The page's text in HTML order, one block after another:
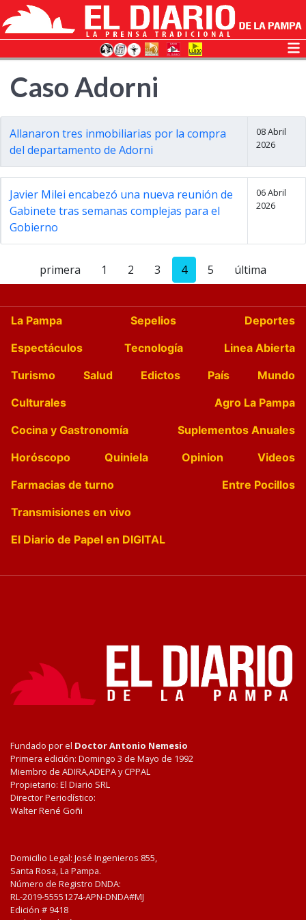
Caso Adorni
Allanaron tres inmobiliarias por la compra
del departamento de Adorni
08 Abril
2026
Javier Milei encabezó una nueva reunión de
Gabinete tras semanas complejas para el
Gobierno
06 Abril
2026
primera 1 2 3 4 5 última
La Pampa Sepelios
Deportes
Espectáculos
Tecnología
Linea Abierta
Turismo
Salud Edictos País
Mundo
Culturales
Agro La Pampa
Cocina y Gastronomía
Suplementos Anuales
Horóscopo
Quiniela Opinion
Videos
Farmacias de turno
Entre Pocillos
Transmisiones en vivo
El Diario de Papel en DIGITAL
Fundado por el Doctor Antonio Nemesio
Primera edición: Domingo 3 de Mayo de 1992
Miembro de ADIRA,ADEPA y CPPAL
Propietario: El Diario SRL
Director Periodístico:
Walter René Goñi
Domicilio Legal: José Ingenieros 855,
Santa Rosa, La Pampa.
Número de Registro DNDA:
RL-2019-55551274-APN-DNDA#MJ
Edición # 9418